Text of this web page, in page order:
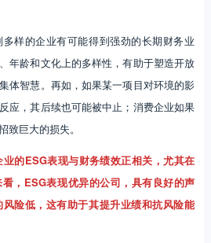
样的企业有可能得到强劲的长期财务业
年龄和文化上的多样性，有助于塑造开放
体智慧。再如，如果某一项目对环境的影
应，其后续也可能被中止；消费企业如果
致巨大的损失。
的ESG表现与财务绩效正相关，尤其在
，ESG表现优异的公司，具有良好的声
险低，这有助于其提升业绩和抗风险能